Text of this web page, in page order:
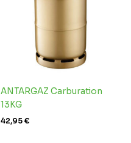
ANTARGAZ Carburation
13KG
42,95€